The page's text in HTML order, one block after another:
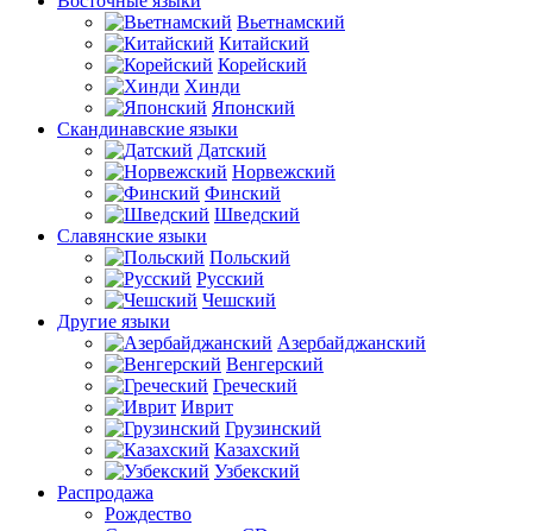
Вьетнамский
Китайский
Корейский
Хинди
Японский
Скандинавские языки
Датский
Норвежский
Финский
Шведский
Славянские языки
Польский
Русский
Чешский
Другие языки
Азербайджанский
Венгерский
Греческий
Иврит
Грузинский
Казахский
Узбекский
Распродажа
Рождество